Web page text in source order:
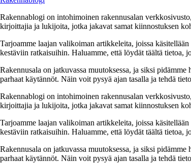
Rakennablogi on intohimoinen rakennusalan
kirjoittajia ja lukijoita, jotka jakavat samat kiinnostuksen
Tarjoamme laajan valikoiman artikkeleita, joissa
kestäviin ratkaisuihin. Haluamme, että löydät täältä tietoa,
Rakennusala on jatkuvassa muutoksessa, ja siksi
parhaat käytännöt. Näin voit pysyä ajan tasalla ja tehdä
Rakennablogi on intohimoinen rakennusalan
kirjoittajia ja lukijoita, jotka jakavat samat kiinnostuksen
Tarjoamme laajan valikoiman artikkeleita, joissa
kestäviin ratkaisuihin. Haluamme, että löydät täältä tietoa,
Rakennusala on jatkuvassa muutoksessa, ja siksi
parhaat käytännöt. Näin voit pysyä ajan tasalla ja tehdä